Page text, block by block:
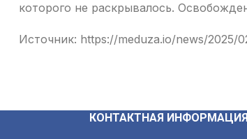
которого не раскрывалось.
Источник: https://meduza.io/news/
КОНТАКТНАЯ ИНФОРМАЦИЯ